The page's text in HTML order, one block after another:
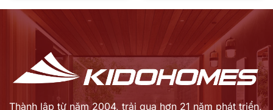
Thành lập từ năm 2004, trải qua hơn 21 năm phát triển,